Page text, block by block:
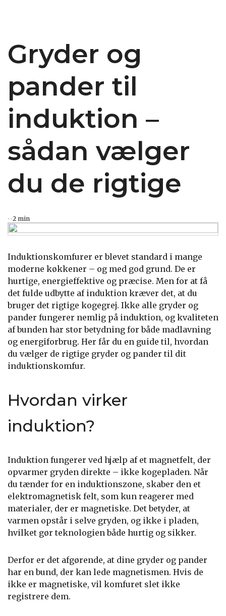
Gryder og
pander til
induktion –
sådan vælger
du de rigtige
2 min
Induktionskomfurer er blevet standard i mange
moderne køkkener – og med god grund. De er
hurtige, energieffektive og præcise. Men for at få
det fulde udbytte af induktion kræver det, at du
bruger det rigtige kogegrej. Ikke alle gryder og
pander fungerer nemlig på induktion, og kvaliteten
af bunden har stor betydning for både madlavning
og energiforbrug. Her får du en guide til, hvordan
du vælger de rigtige gryder og pander til dit
induktionskomfur.
Hvordan virker
induktion?
Induktion fungerer ved hjælp af et magnetfelt, der
opvarmer gryden direkte – ikke kogepladen. Når
du tænder for en induktionszone, skaber den et
elektromagnetisk felt, som kun reagerer med
materialer, der er magnetiske. Det betyder, at
varmen opstår i selve gryden, og ikke i pladen,
hvilket gør teknologien både hurtig og sikker.
Derfor er det afgørende, at dine gryder og pander
har en bund, der kan lede magnetismen. Hvis de
ikke er magnetiske, vil komfuret slet ikke
registrere dem.